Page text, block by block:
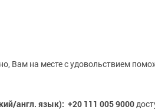
Вам на месте с удовольствием
англ. язык): +20 111 005 9000